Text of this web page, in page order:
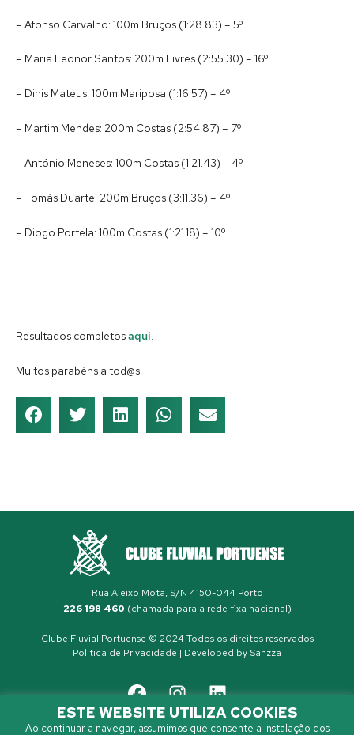
– Afonso Carvalho: 100m Bruços (1:28.83) – 5º
– Maria Leonor Santos: 200m Livres (2:55.30) – 16º
– Dinis Mateus: 100m Mariposa (1:16.57) – 4º
– Martim Mendes: 200m Costas (2:54.87) – 7º
– António Meneses: 100m Costas (1:21.43) – 4º
– Tomás Duarte: 200m Bruços (3:11.36) – 4º
– Diogo Portela: 100m Costas (1:21.18) – 10º
Resultados completosaqui.
Muitos parabéns a tod@s!
Rua Aleixo Mota, S/N 4150-044 Porto
226 198 460 (chamada para a rede fixa nacional)
Clube Fluvial Portuense © 2024 Todos os direitos reservados
Política de Privacidade | Developed by Sanzza
ESTE WEBSITE UTILIZA COOKIES
Ao continuar a navegar, assumimos que consente a instalação dos